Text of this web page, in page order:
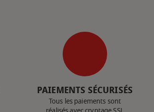
PAIEMENTS SÉCURISÉS
Tous les paiements sont